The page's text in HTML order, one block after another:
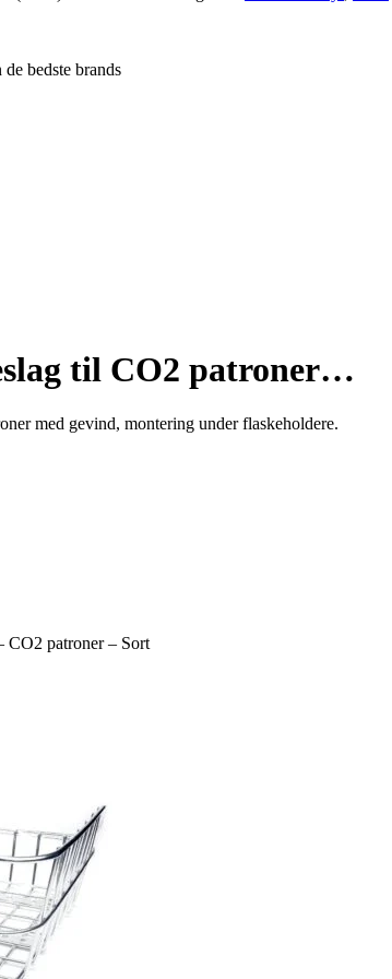
bedste brands
til CO2 patroner…
med gevind, montering under flaskeholdere.
patroner – Sort